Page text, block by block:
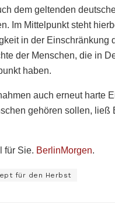
dem geltenden
Im Mittelpunkt steht
in der Einschränkung
der Menschen, die in
haben.
auch erneut harte
gehören sollen, ließ
für Sie. BerlinMorgen.
für den Herbst